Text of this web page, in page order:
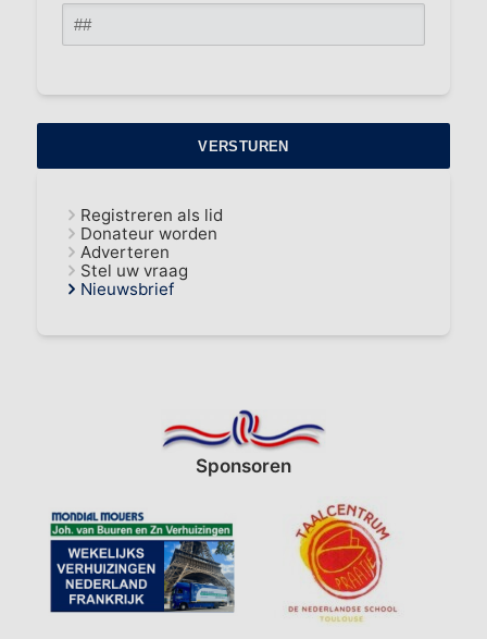
Registreren als lid
Donateur worden
Adverteren
Stel uw vraag
Nieuwsbrief
Sponsoren